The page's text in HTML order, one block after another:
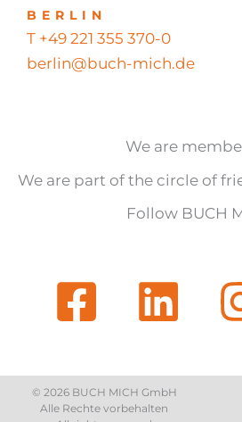
BERLIN
T +49 221 355 370-0
berlin@buch-mich.de
We are
We are part of the circle of
Follow BUCH
© 2026 BUCH MICH GmbH
Alle Rechte vorbehalten